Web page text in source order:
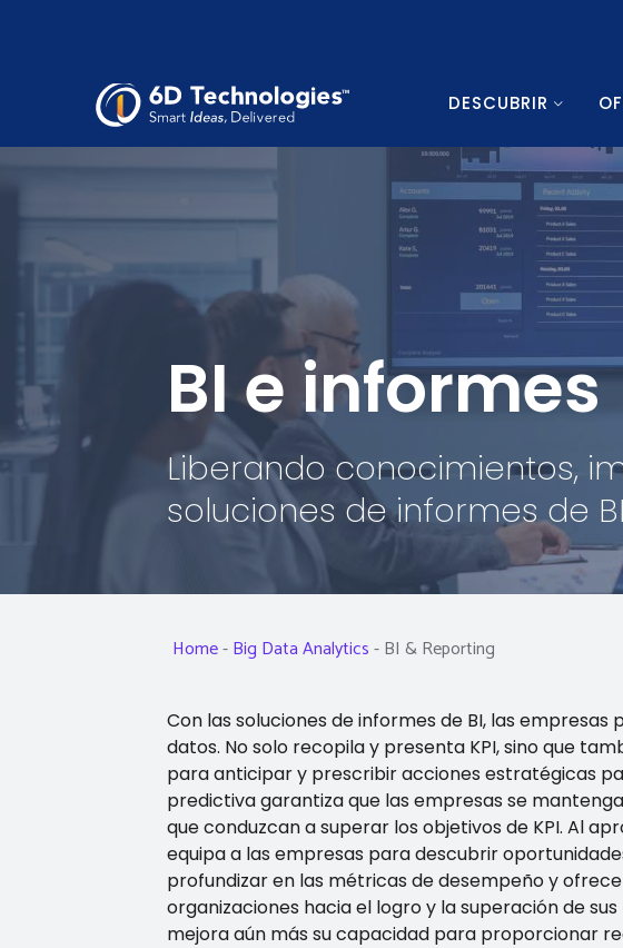
DESCUBRIR
BI e informes
Liberando conocimientos,
soluciones de informes de BI
Home-Big Data Analytics-BI & Reporting
Con las soluciones de informes de BI, las
datos. No solo recopila y presenta KPI, sino que
para anticipar y prescribir acciones estratégicas
predictiva garantiza que las empresas se
que conduzcan a superar los objetivos de KPI. Al
equipa a las empresas para descubrir
profundizar en las métricas de desempeño y
organizaciones hacia el logro y la superación de
mejora aún más su capacidad para proporcionar